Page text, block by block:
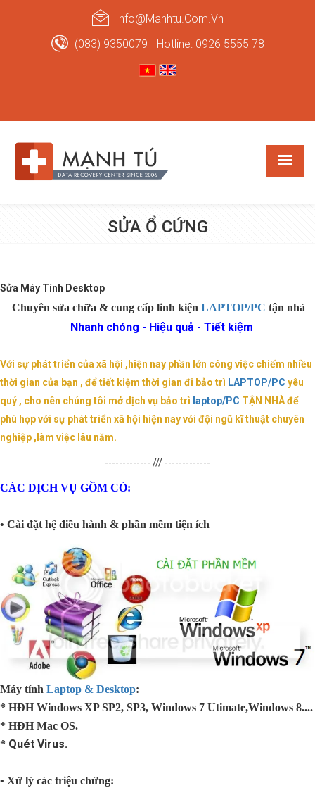
Info@manhtu.com.vn
(083) 9350079 - Hotline: 0926 5555 78
SỬA Ổ CỨNG
Sửa Máy Tính Desktop
Chuyên sửa chữa & cung cấp linh kiện LAPTOP/PC tận nhà
Nhanh chóng - Hiệu quả - Tiết kiệm
Với sự phát triển của xã hội ,hiện nay phần lớn công việc chiếm nhiều
thời gian của bạn , để tiết kiệm thời gian đi bảo trì LAPTOP/PC yêu
quý , cho nên chúng tôi mở dịch vụ bảo trì laptop/PC TẬN NHÀ để
phù hợp với sự phát triển xã hội hiện nay với đội ngũ kĩ thuật chuyên
nghiệp ,làm việc lâu năm.
------------- /// -------------
CÁC DỊCH VỤ GỒM CÓ:
• Cài đặt hệ điều hành & phần mềm tiện ích
Máy tính Laptop & Desktop:
* HĐH Windows XP SP2, SP3, Windows 7 Utimate,Windows 8....
* HĐH Mac OS.
* Quét Virus.
• Xử lý các triệu chứng: